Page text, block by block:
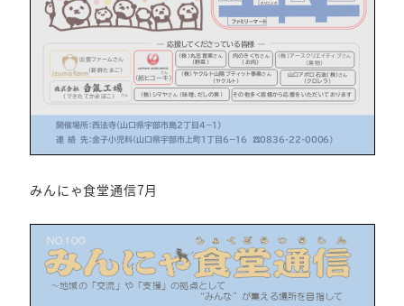
みんにゃ食堂通信7月